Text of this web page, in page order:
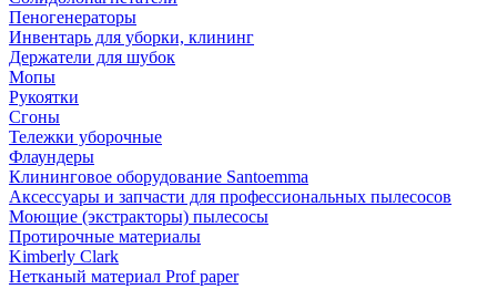
Пеногенераторы
Инвентарь для уборки, клининг
Держатели для шубок
Мопы
Рукоятки
Сгоны
Тележки уборочные
Флаундеры
Клининговое оборудование Santoemma
Аксессуары и запчасти для профессиональных пылесосов
Моющие (экстракторы) пылесосы
Протирочные материалы
Kimberly Clark
Нетканый материал Prof paper